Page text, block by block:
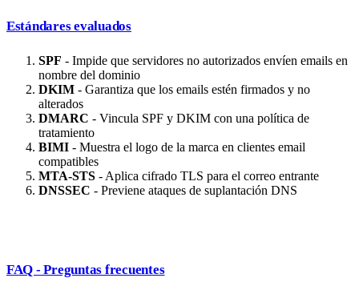
Estándares evaluados
SPF - Impide que servidores no autorizados envíen emails en
nombre del dominio
DKIM - Garantiza que los emails estén firmados y no
alterados
DMARC - Vincula SPF y DKIM con una política de
tratamiento
BIMI - Muestra el logo de la marca en clientes email
compatibles
MTA-STS - Aplica cifrado TLS para el correo entrante
DNSSEC - Previene ataques de suplantación DNS
FAQ - Preguntas frecuentes